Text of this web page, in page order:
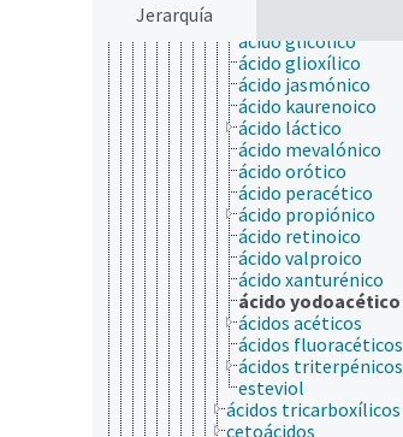
Jerarquía
ácido glicólico
ácido glioxílico
ácido jasmónico
ácido kaurenoico
ácido láctico
ácido mevalónico
ácido orótico
ácido peracético
ácido propiónico
ácido retinoico
ácido valproico
ácido xanturénico
ácido yodoacético
ácidos acéticos
ácidos fluoracéticos
ácidos triterpénicos
esteviol
ácidos tricarboxílicos
cetoácidos